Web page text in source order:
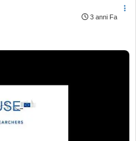
3 anni Fa